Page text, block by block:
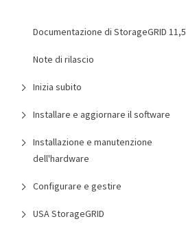
Documentazione di StorageGRID 11,5
Note di rilascio
Inizia subito
Installare e aggiornare il software
Installazione e manutenzione
dell'hardware
Configurare e gestire
USA StorageGRID